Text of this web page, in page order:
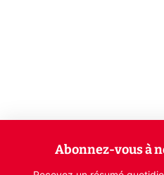
Abonnez-vous à